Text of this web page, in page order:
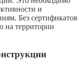
и
Без сертификатов
на территории